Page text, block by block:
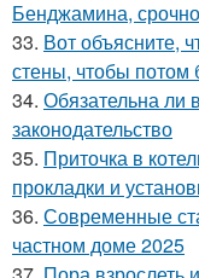
Бенджамина, срочно
33. Вот объясните,
стены, чтобы потом
34. Обязательна ли
законодательство
35. Приточка в
прокладки и
36. Современные
частном доме 2025